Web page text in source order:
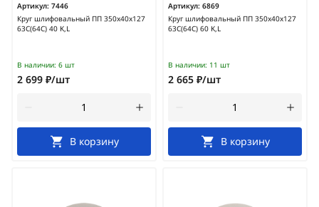
Артикул: 7446
Круг шлифовальный ПП 350х40х127
63С(64С) 40 K,L
В наличии: 6 шт
2 699 ₽/шт
В корзину
Артикул: 6869
Круг шлифовальный ПП 350х40х127
63С(64С) 60 K,L
В наличии: 11 шт
2 665 ₽/шт
В корзину